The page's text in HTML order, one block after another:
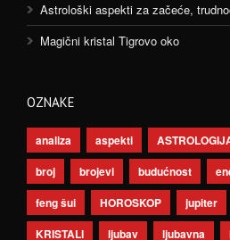
Astrološki aspekti za začeće,
Magični kristal Tigrovo oko
OZNAKE
analiza aspekti
broj
brojevi budućnost
feng šui
HOROSKOP jupiter
KRISTALI
ljubav ljubavna